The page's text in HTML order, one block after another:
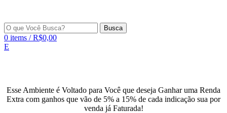
Busca
0 items / R$0,00
E
Esse Ambiente é Voltado para Você que deseja Ganhar uma Renda
Extra com ganhos que vão de 5% a 15% de cada indicação sua por
venda já Faturada!